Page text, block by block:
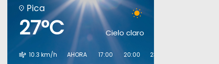
Pica
27°C Cielo claro
10.3 km/h
AHORA 17:00 20:00 23:00